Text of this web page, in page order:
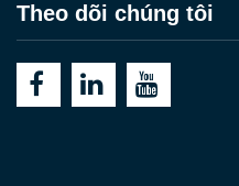
Theo dõi chúng tôi